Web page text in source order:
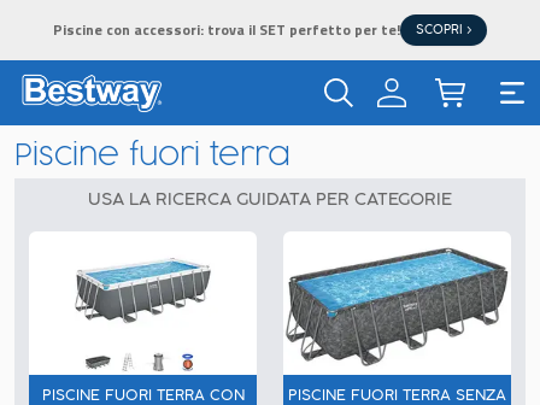
Piscine con accessori: trova il SET perfetto per te! SCOPRI >
Piscine fuori terra
USA LA RICERCA GUIDATA PER CATEGORIE
PISCINE FUORI TERRA CON
PISCINE FUORI TERRA SENZA